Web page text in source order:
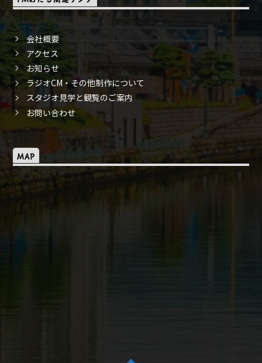
会社概要
アクセス
お知らせ
ラジオCM・その他制作について
スタジオ見学と観覧のご案内
お問い合わせ
MAP